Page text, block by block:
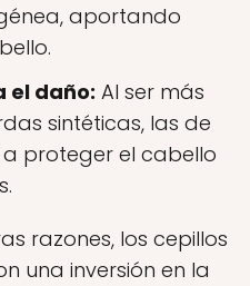
aportando
el daño: Al ser más
sintéticas, las de
proteger el cabello
razones, los cepillos
una inversión en la